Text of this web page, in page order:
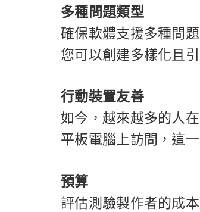
多種問題類型
確保軟體支援多種問
您可以創建多樣化且
行動裝置友善
如今，越來越多的人
平板電腦上訪問，這
預算
評估測驗製作者的成